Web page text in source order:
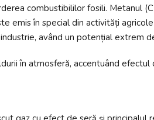
combustibililor fosili. Metanul
emis în special din activități
având un potențial extrem
în atmosferă, accentuând